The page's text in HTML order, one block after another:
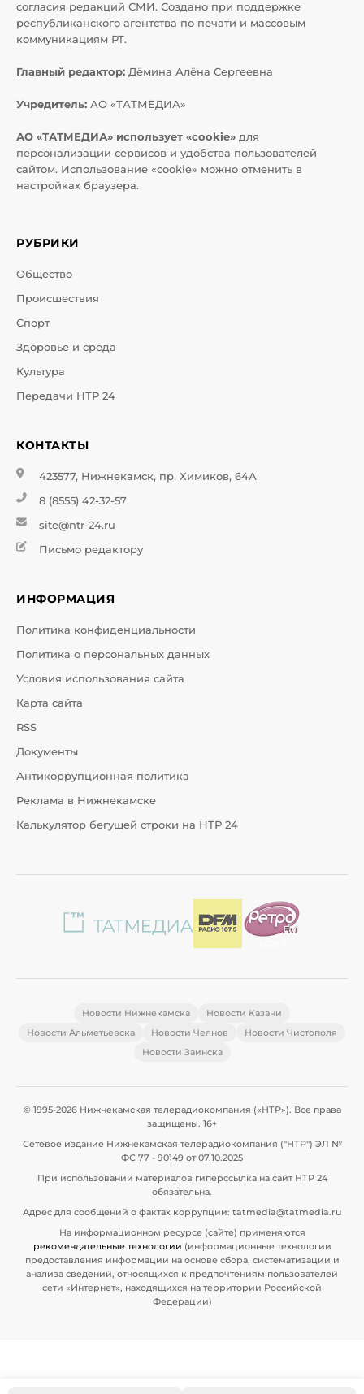
согласия редакций СМИ. Создано при поддержке
республиканского агентства по печати и массовым
коммуникациям РТ.
Главный редактор: Дёмина Алёна Сергеевна
Учредитель: АО «ТАТМЕДИА»
АО «ТАТМЕДИА» использует «cookie» для
персонализации сервисов и удобства пользователей
сайтом. Использование «cookie» можно отменить в
настройках браузера.
РУБРИКИ
Общество
Происшествия
Спорт
Здоровье и среда
Культура
Передачи НТР 24
КОНТАКТЫ
423577, Нижнекамск, пр. Химиков, 64А
8 (8555) 42-32-57
site@ntr-24.ru
Письмо редактору
ИНФОРМАЦИЯ
Политика конфиденциальности
Политика о персональных данных
Условия использования сайта
Карта сайта
RSS
Документы
Антикоррупционная политика
Реклама в Нижнекамске
Калькулятор бегущей строки на НТР 24
Новости Нижнекамска
Новости Казани
Новости Альметьевска
Новости Челнов
Новости Чистополя
Новости Заинска
© 1995-2026 Нижнекамская телерадиокомпания («НТР»). Все права
защищены. 16+
Сетевое издание Нижнекамская телерадиокомпания ("НТР") ЭЛ №
ФС 77 - 90149 от 07.10.2025
При использовании материалов гиперссылка на сайт НТР 24
обязательна.
Адрес для сообщений о фактах коррупции: tatmedia@tatmedia.ru
На информационном ресурсе (сайте) применяются
рекомендательные технологии (информационные технологии
предоставления информации на основе сбора, систематизации и
анализа сведений, относящихся к предпочтениям пользователей
сети «Интернет», находящихся на территории Российской
Федерации)